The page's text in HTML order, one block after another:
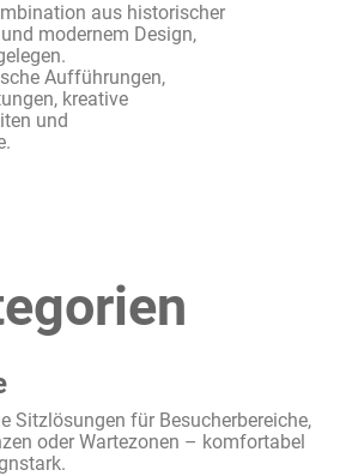
aus historischer
und modernem Design,
.
Aufführungen,
, kreative
und
.
Sitzlösungen für Besucherbereiche,
oder Wartezonen – komfortabel